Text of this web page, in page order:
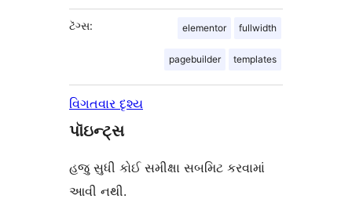
ટૅગ્સ: elementor fullwidth
pagebuilder templates
વિગતવાર દૃશ્ય
પૉઇન્ટ્સ
હજુ સુધી કોઈ સમીક્ષા સબમિટ કરવામાં
આવી નથી.